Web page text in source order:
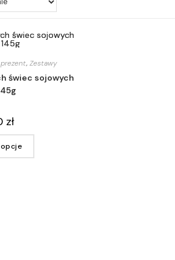
,Zestawy
świec sojowych
zł